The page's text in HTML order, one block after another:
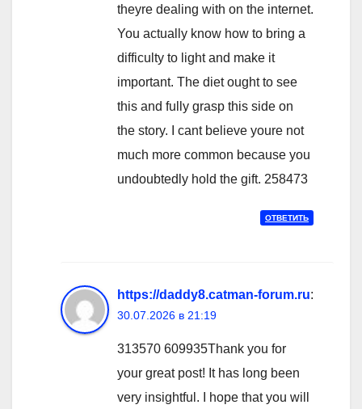
theyre dealing with on the internet.
You actually know how to bring a
difficulty to light and make it
important. The diet ought to see
this and fully grasp this side on
the story. I cant believe youre not
much more common because you
undoubtedly hold the gift. 258473
ОТВЕТИТЬ
https://daddy8.catman-forum.ru:
30.07.2026 в 21:19
313570 609935Thank you for
your great post! It has long been
very insightful. I hope that you will